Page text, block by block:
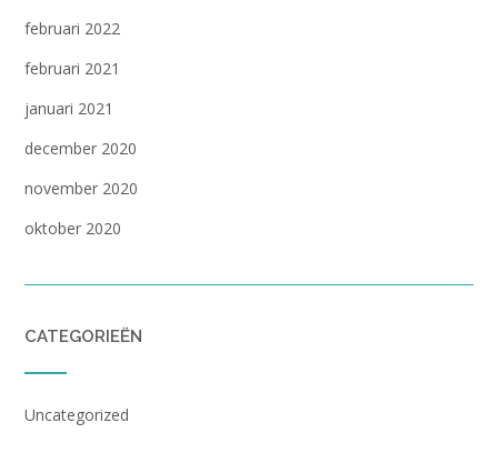
februari 2022
februari 2021
januari 2021
december 2020
november 2020
oktober 2020
CATEGORIEËN
Uncategorized